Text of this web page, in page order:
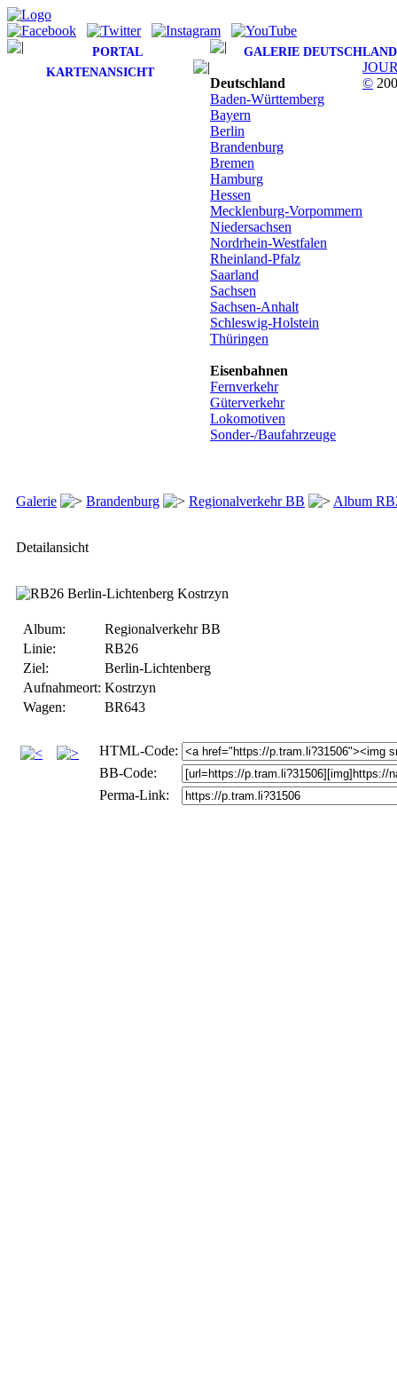
PORTAL
GALERIE DEUTSCHLAND
KARTENANSICHT
Deutschland
Baden-Württemberg
Bayern
Berlin
Brandenburg
Bremen
Hamburg
Hessen
Mecklenburg-Vorpommern
Niedersachsen
Nordrhein-Westfalen
Rheinland-Pfalz
Saarland
Sachsen
Sachsen-Anhalt
Schleswig-Holstein
Thüringen
Eisenbahnen
Fernverkehr
Güterverkehr
Lokomotiven
Sonder-/Baufahrzeuge
Galerie Brandenburg Regionalverkehr BB Album
Detailansicht
Album:
Regionalverkehr BB
Linie:
RB26
Ziel:
Berlin-Lichtenberg
Aufnahmeort: Kostrzyn
Wagen:
BR643
HTML-Code:
BB-Code:
Perma-Link:
©